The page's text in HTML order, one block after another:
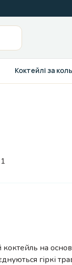
Коктейлі за
1
на
гіркі